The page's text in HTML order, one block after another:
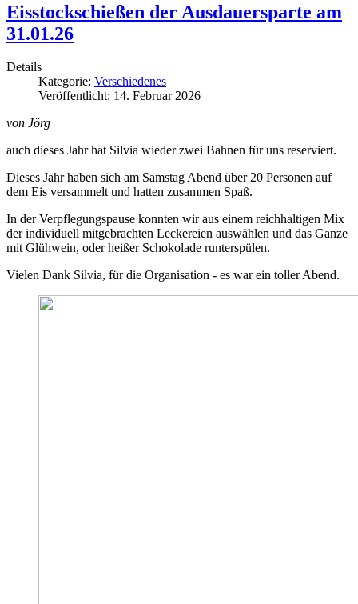
Eisstockschießen der Ausdauersparte am
31.01.26
Details
Kategorie: Verschiedenes
Veröffentlicht: 14. Februar 2026
von Jörg
auch dieses Jahr hat Silvia wieder zwei Bahnen für uns reserviert.
Dieses Jahr haben sich am Samstag Abend über 20 Personen auf
dem Eis versammelt und hatten zusammen Spaß.
In der Verpflegungspause konnten wir aus einem reichhaltigen Mix
der individuell mitgebrachten Leckereien auswählen und das Ganze
mit Glühwein, oder heißer Schokolade runterspülen.
Vielen Dank Silvia, für die Organisation - es war ein toller Abend.